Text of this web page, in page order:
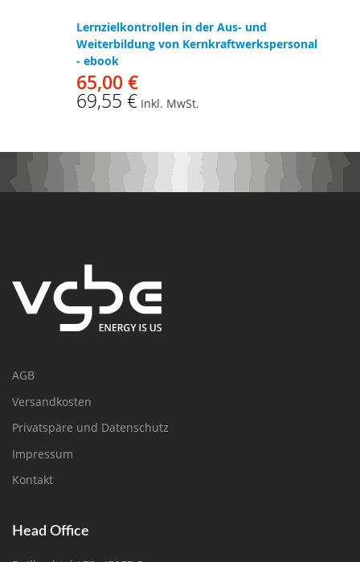
Lernzielkontrollen in der Aus- und
Weiterbildung von Kernkraftwerkspersonal
- ebook
65,00 €
69,55 € Inkl. MwSt.
AGB
Versandkosten
Privatspäre und Datenschutz
Impressum
Kontakt
Head Office